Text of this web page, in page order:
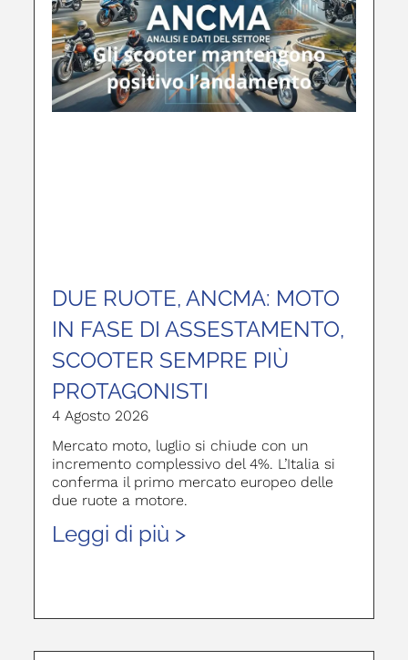
DUE RUOTE, ANCMA: MOTO
IN FASE DI ASSESTAMENTO,
SCOOTER SEMPRE PIÙ
PROTAGONISTI
4 Agosto 2026
Mercato moto, luglio si chiude con un
incremento complessivo del 4%. L’Italia si
conferma il primo mercato europeo delle
due ruote a motore.
Leggi di più >